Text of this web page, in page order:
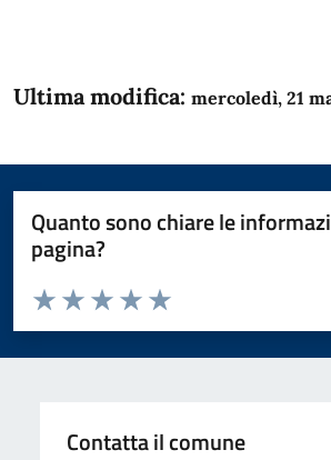
Ultima modifica: mercoledì, 21
Quanto sono chiare le
pagina?
Domanda
Valuta da 1 a 5 stelle la pagina
Valuta 5 stelle su 5
Valuta 4 stelle su 5
Valuta 3 stelle su 5
Valuta 2 stelle su 5
Valuta 1 stelle su 5
Contatta il comune